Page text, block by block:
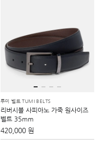
투미 벨트 TUMI BELTS
리버시블 사피아노 가죽 원사이즈
벨트 35mm
420,000 원